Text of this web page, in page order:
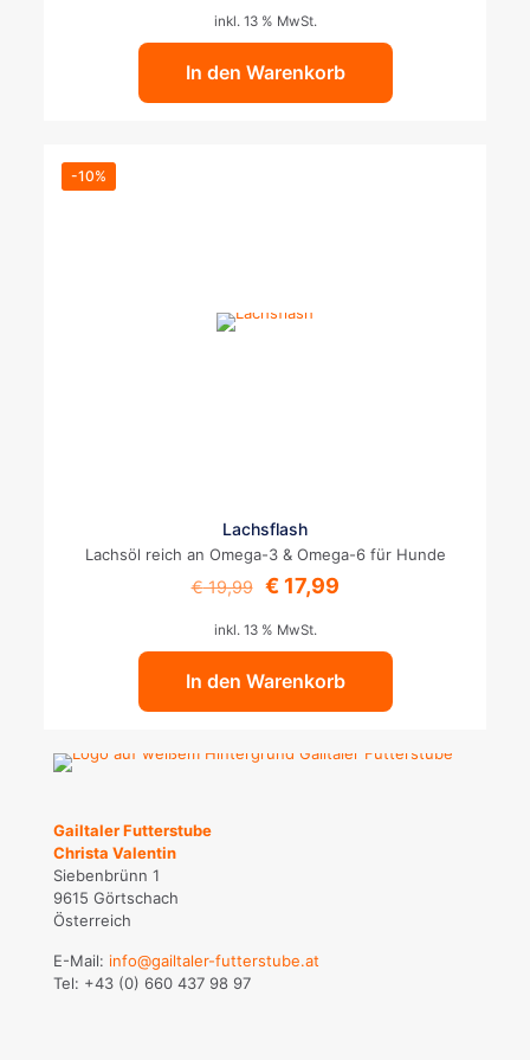
inkl. 13 % MwSt.
In den Warenkorb
-10%
Lachsflash
Lachsöl reich an Omega-3 & Omega-6 für Hunde
€19,99
Ursprünglicher
war:
€ 19,99
€17,99Aktueller
€ 17,99.
inkl. 13 % MwSt.
In den Warenkorb
Gailtaler Futterstube
Christa Valentin
Siebenbrünn 1
9615 Görtschach
Österreich
E-Mail: info@gailtaler-futterstube.at
Tel: +43 (0) 660 437 98 97